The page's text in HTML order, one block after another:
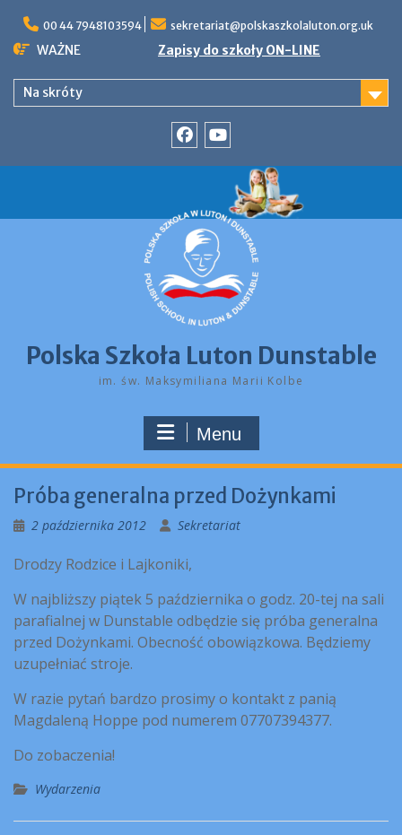
content
00 44 7948103594 sekretariat@polskaszkolaluton.org.uk
WAŻNE Zapisy do szkoły ON-LINE
Na skróty
Polska Szkoła Luton Dunstable
im. św. Maksymiliana Marii Kolbe
Menu
Próba generalna przed Dożynkami
2 października 2012 Sekretariat
Drodzy Rodzice i Lajkoniki,
W najbliższy piątek 5 października o godz. 20-tej na sali
parafialnej w Dunstable odbędzie się próba generalna
przed Dożynkami. Obecność obowiązkowa. Będziemy
uzupełniać stroje.
W razie pytań bardzo prosimy o kontakt z panią
Magdaleną Hoppe pod numerem 07707394377.
Do zobaczenia!
Wydarzenia